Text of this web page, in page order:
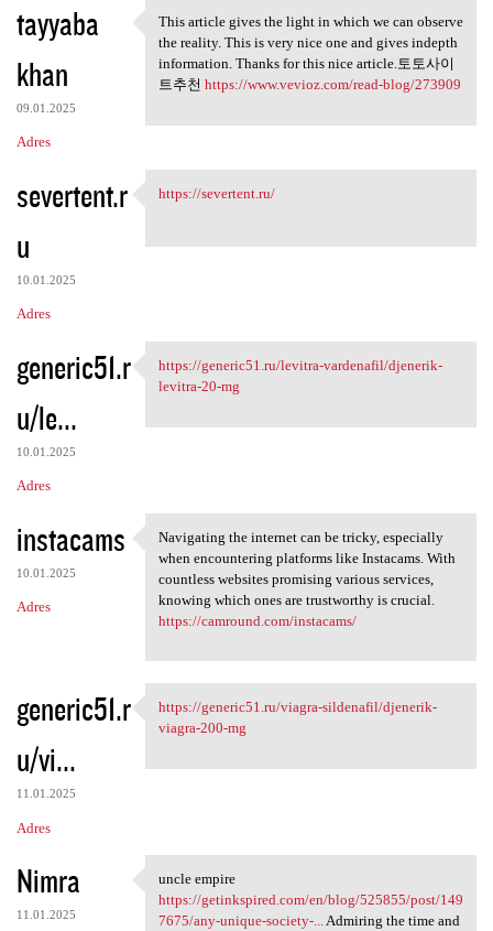
tayyaba
khan
09.01.2025
Adres
This article gives the light
This article gives the light in which we can observe
the reality. This is very nice one and gives indepth
information. Thanks for this nice article.토토사이
트추천 https://www.vevioz.com/read-blog/273909
severtent.r
u
10.01.2025
Adres
https://severtent.ru/
https://severtent.ru/
generic51.r
u/le...
10.01.2025
Adres
https://generic51.ru/levitra
https://generic51.ru/levitra-vardenafil/djenerik-
levitra-20-mg
instacams
10.01.2025
Adres
Navigating the internet can
Navigating the internet can be tricky, especially
when encountering platforms like Instacams. With
countless websites promising various services,
knowing which ones are trustworthy is crucial.
https://camround.com/instacams/
generic51.r
u/vi...
11.01.2025
Adres
https://generic51.ru/viagra
https://generic51.ru/viagra-sildenafil/djenerik-
viagra-200-mg
Nimra
11.01.2025
uncle empire https:/
uncle empire
https://getinkspired.com/en/blog/525855/post/149
7675/any-unique-society-...Admiring the time and